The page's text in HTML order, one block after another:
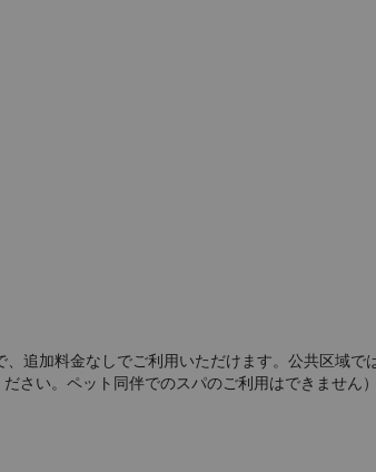
追加料金なしでご利用いただけます。公共区域
さい。ペット同伴でのスパのご利用はできません）